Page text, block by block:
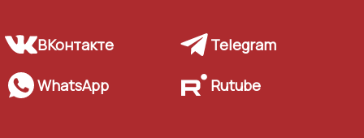
ВКонтакте Telegram
WhatsApp Rutube